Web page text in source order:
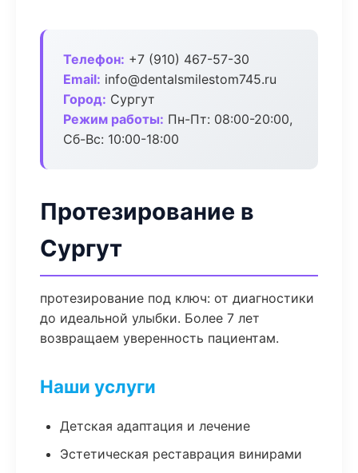
Телефон: +7 (910) 467-57-30
Email: info@dentalsmilestom745.ru
Город: Сургут
Режим работы: Пн-Пт: 08:00-20:00,
Сб-Вс: 10:00-18:00
Протезирование в
Сургут
протезирование под ключ: от диагностики
до идеальной улыбки. Более 7 лет
возвращаем уверенность пациентам.
Наши услуги
Детская адаптация и лечение
Эстетическая реставрация винирами